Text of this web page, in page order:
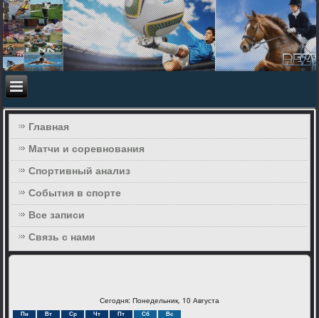
Главная
Матчи и соревнования
Спортивный анализ
События в спорте
Все записи
Связь с нами
Сегодня: Понедельник, 10 Августа
Пн Вт Ср Чт Пт Сб Вс